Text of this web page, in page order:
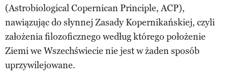
(Astrobiological Copernican Principle, ACP),
nawiązując do słynnej Zasady Kopernikańskiej, czyli
założenia filozoficznego według którego położenie
Ziemi we Wszechświecie nie jest w żaden sposób
uprzywilejowane.